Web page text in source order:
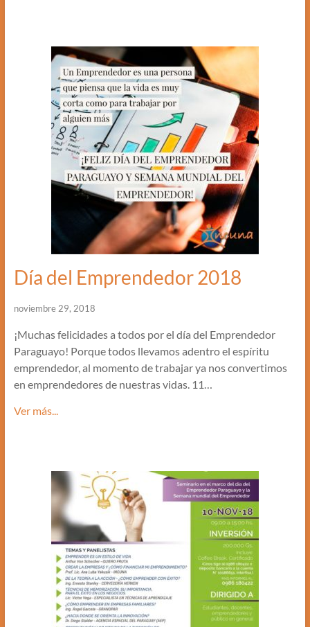
Día del Emprendedor 2018
noviembre 29, 2018
¡Muchas felicidades a todos por el día del Emprendedor
Paraguayo! Porque todos llevamos adentro el espíritu
emprendedor, al momento de trabajar ya nos convertimos
en emprendedores de nuestras vidas. 11…
Ver más...